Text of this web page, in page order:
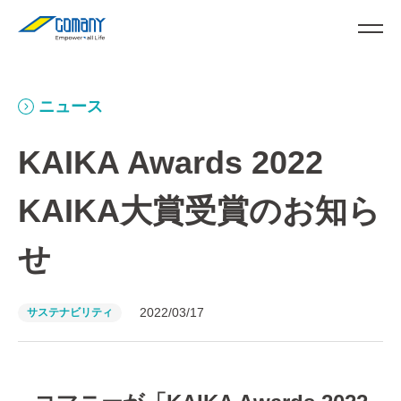
ニュース
KAIKA Awards 2022
KAIKA大賞受賞のお知ら
せ
サステナビリティ 2022/03/17